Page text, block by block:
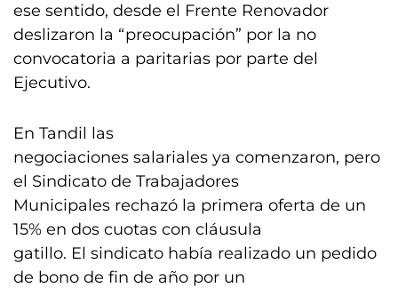
ese sentido, desde el Frente Renovador
deslizaron la “preocupación” por la no
convocatoria a paritarias por parte del
Ejecutivo.
En Tandil las
negociaciones salariales ya comenzaron, pero
el Sindicato de Trabajadores
Municipales rechazó la primera oferta de un
15% en dos cuotas con cláusula
gatillo. El sindicato había realizado un pedido
de bono de fin de año por un